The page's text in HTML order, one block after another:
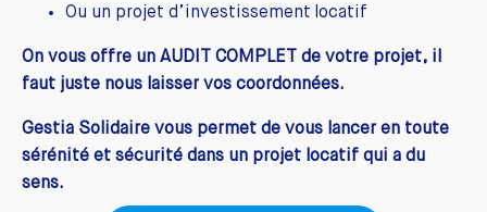
Ou un projet d’investissement locatif
On vous offre un AUDIT COMPLET de votre projet, il
faut juste nous laisser vos coordonnées.
Gestia Solidaire vous permet de vous lancer en toute
sérénité et sécurité dans un projet locatif qui a du
sens.